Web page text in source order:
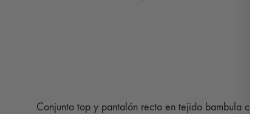
Conjunto top y pantalón recto en tejido bambula con